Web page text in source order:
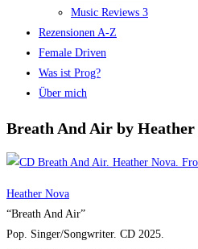
Music Reviews 3
Rezensionen A-Z
Female Driven
Was ist Prog?
Über mich
Breath And Air by Heather
Heather Nova
“Breath And Air”
Pop. Singer/Songwriter. CD 2025.